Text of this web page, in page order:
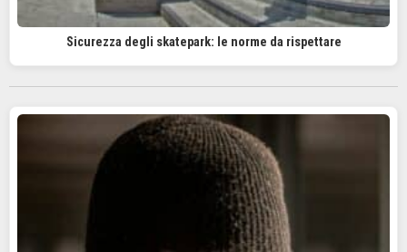
Sicurezza degli skatepark: le norme da rispettare